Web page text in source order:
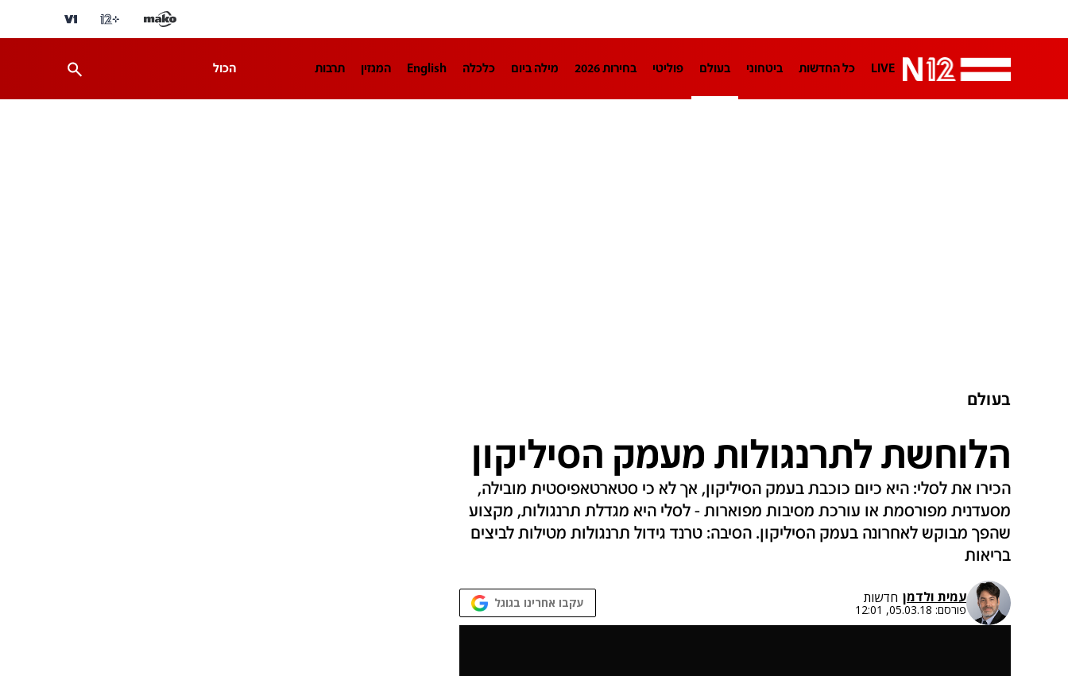
LIVE כל החדשות ביטחוני בעולם פוליטי בחירות 2026 מילה ביום כלכלה English המגזין תרבות הכול
בעולם
הלוחשת לתרנגולות מעמק הסיליקון
הכירו את לסלי: היא כיום כוכבת בעמק הסיליקון, אך לא כי סטארטאפיסטית מובילה,
מסעדנית מפורסמת או עורכת מסיבות מפוארות - לסלי היא מגדלת תרנגולות, מקצוע
שהפך מבוקש לאחרונה בעמק הסיליקון. הסיבה: טרנד גידול תרנגולות מטילות לביצים
בריאות
עמית ולדמן חדשות
פורסם: 05.03.18, 12:01 עקבו אחרינו בגוגל